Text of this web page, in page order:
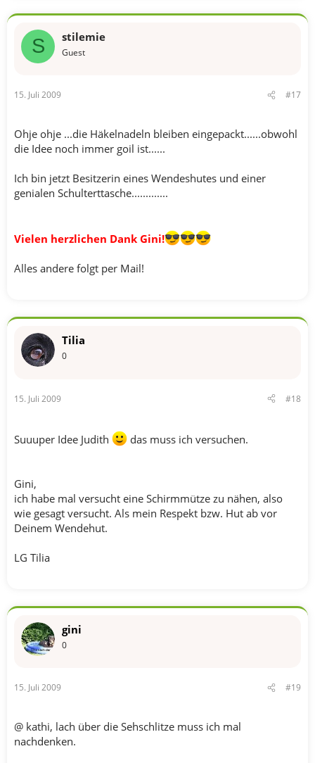
S stilemie
Guest
15. Juli 2009 #17
Ohje ohje ...die Häkelnadeln bleiben eingepackt......obwohl
die Idee noch immer goil ist......
Ich bin jetzt Besitzerin eines Wendeshutes und einer
genialen Schulterttasche.............
Vielen herzlichen Dank Gini!
Alles andere folgt per Mail!
Tilia
0
15. Juli 2009 #18
Suuuper Idee Judith das muss ich versuchen.
Gini,
ich habe mal versucht eine Schirmmütze zu nähen, also
wie gesagt versucht. Als mein Respekt bzw. Hut ab vor
Deinem Wendehut.
LG Tilia
gini
0
15. Juli 2009 #19
@ kathi, lach über die Sehschlitze muss ich mal
nachdenken.